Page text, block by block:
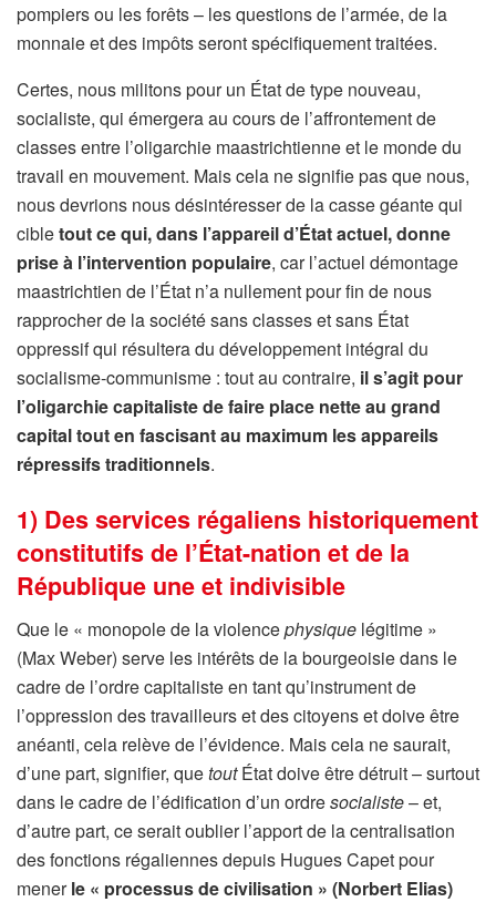
pompiers ou les forêts – les questions de l’armée, de la
monnaie et des impôts seront spécifiquement traitées.
Certes, nous militons pour un État de type nouveau,
socialiste, qui émergera au cours de l’affrontement de
classes entre l’oligarchie maastrichtienne et le monde du
travail en mouvement. Mais cela ne signifie pas que nous,
nous devrions nous désintéresser de la casse géante qui
cibletout ce qui, dans l’appareil d’État actuel, donne
prise à l’intervention populaire, car l’actuel démontage
maastrichtien de l’État n’a nullement pour fin de nous
rapprocher de la société sans classes et sans État
oppressif qui résultera du développement intégral du
socialisme-communisme : tout au contraire, il s’agit pour
l’oligarchie capitaliste de faire place nette au grand
capital tout en fascisant au maximum les appareils
répressifs traditionnels.
1) Des services régaliens historiquement
constitutifs de l’État-nation et de la
République une et indivisible
Que le « monopole de la violencephysique légitime »
(Max Weber) serve les intérêts de la bourgeoisie dans le
cadre de l’ordre capitaliste en tant qu’instrument de
l’oppression des travailleurs et des citoyens et doive être
anéanti, cela relève de l’évidence. Mais cela ne saurait,
d’une part, signifier, quetoutÉtat doive être détruit – surtout
dans le cadre de l’édification d’un ordresocialiste– et,
d’autre part, ce serait oublier l’apport de la centralisation
des fonctions régaliennes depuis Hugues Capet pour
menerle « processus de civilisation » (Norbert Elias)